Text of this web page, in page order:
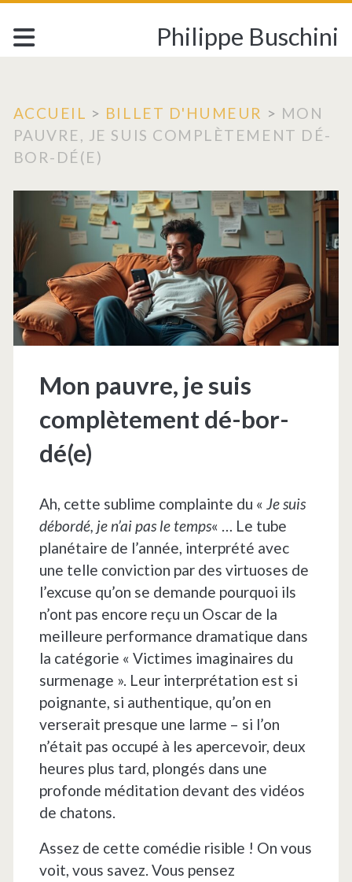
Philippe Buschini
ACCUEIL > BILLET D'HUMEUR > MON
PAUVRE, JE SUIS COMPLÈTEMENT DÉ-
BOR-DÉ(E)
Mon pauvre, je suis
complètement dé-bor-
dé(e)
Ah, cette sublime complainte du « Je suis
débordé, je n’ai pas le temps« … Le tube
planétaire de l’année, interprété avec
une telle conviction par des virtuoses de
l’excuse qu’on se demande pourquoi ils
n’ont pas encore reçu un Oscar de la
meilleure performance dramatique dans
la catégorie « Victimes imaginaires du
surmenage ». Leur interprétation est si
poignante, si authentique, qu’on en
verserait presque une larme – si l’on
n’était pas occupé à les apercevoir, deux
heures plus tard, plongés dans une
profonde méditation devant des vidéos
de chatons.
Assez de cette comédie risible ! On vous
voit, vous savez. Vous pensez